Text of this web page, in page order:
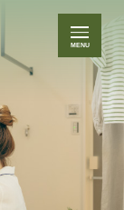
MENU